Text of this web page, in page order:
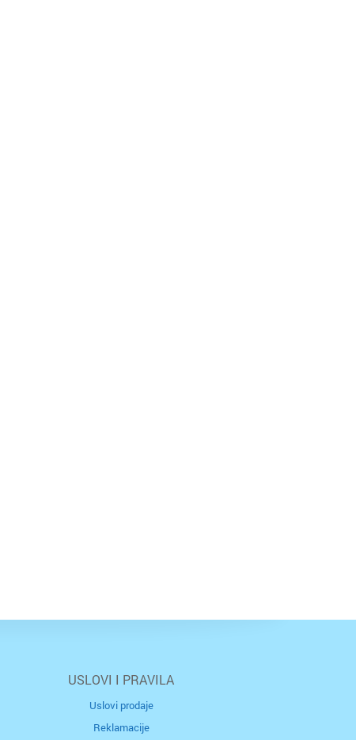
USLOVI I PRAVILA
Uslovi prodaje
Reklamacije